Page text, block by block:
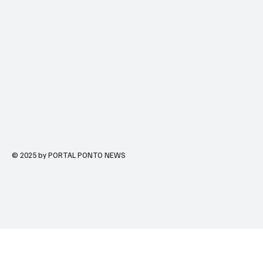
© 2025 by PORTAL PONTO NEWS